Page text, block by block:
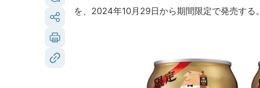
を、2024年10月29日から期間限定で発売する。